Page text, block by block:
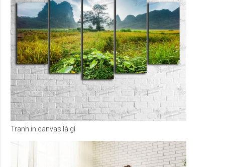
Tranh in canvas là gì